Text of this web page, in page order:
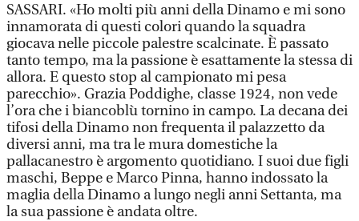
SASSARI. «Ho molti più anni della Dinamo e mi sono
innamorata di questi colori quando la squadra
giocava nelle piccole palestre scalcinate. È passato
tanto tempo, ma la passione è esattamente la stessa di
allora. E questo stop al campionato mi pesa
parecchio». Grazia Poddighe, classe 1924, non vede
l’ora che i biancoblù tornino in campo. La decana dei
tifosi della Dinamo non frequenta il palazzetto da
diversi anni, ma tra le mura domestiche la
pallacanestro è argomento quotidiano. I suoi due figli
maschi, Beppe e Marco Pinna, hanno indossato la
maglia della Dinamo a lungo negli anni Settanta, ma
la sua passione è andata oltre.